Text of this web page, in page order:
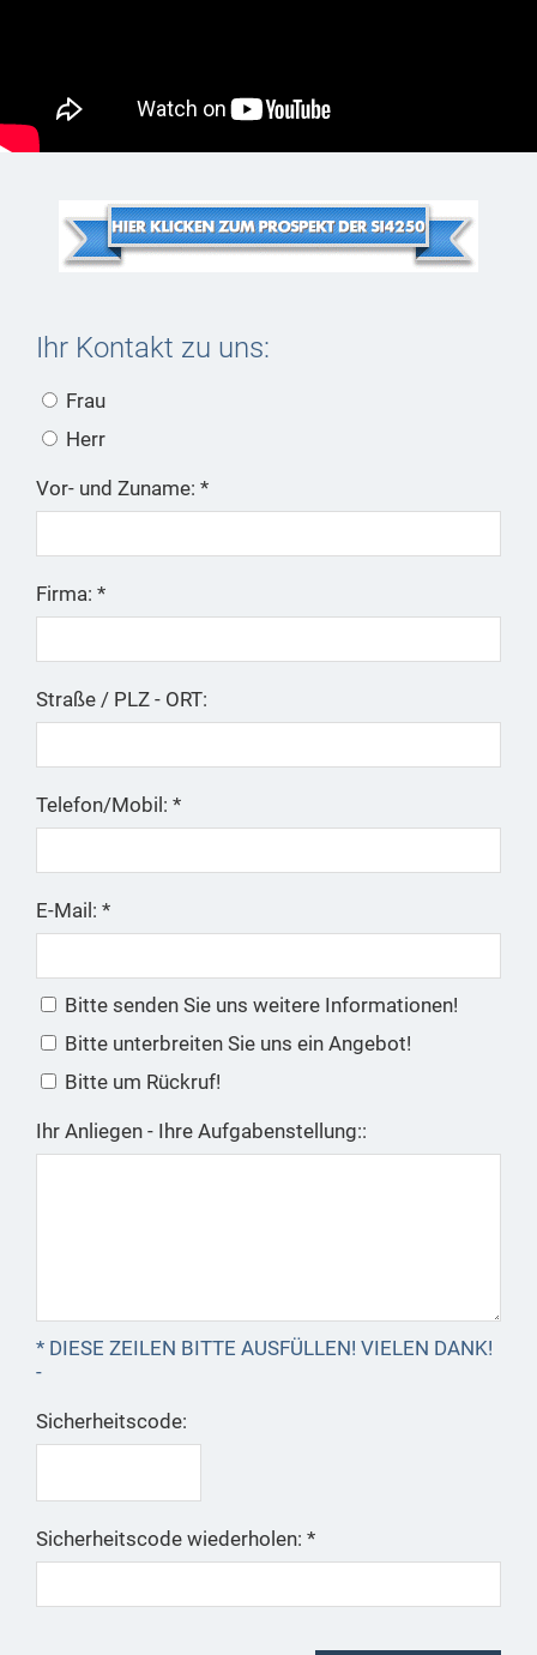
Ihr Kontakt zu uns:
Frau
Herr
Vor- und Zuname: *
Firma: *
Straße / PLZ - ORT:
Telefon/Mobil: *
E-Mail: *
Bitte senden Sie uns weitere Informationen!
Bitte unterbreiten Sie uns ein Angebot!
Bitte um Rückruf!
Ihr Anliegen - Ihre Aufgabenstellung::
* DIESE ZEILEN BITTE AUSFÜLLEN! VIELEN DANK!
-
Sicherheitscode:
Sicherheitscode wiederholen: *